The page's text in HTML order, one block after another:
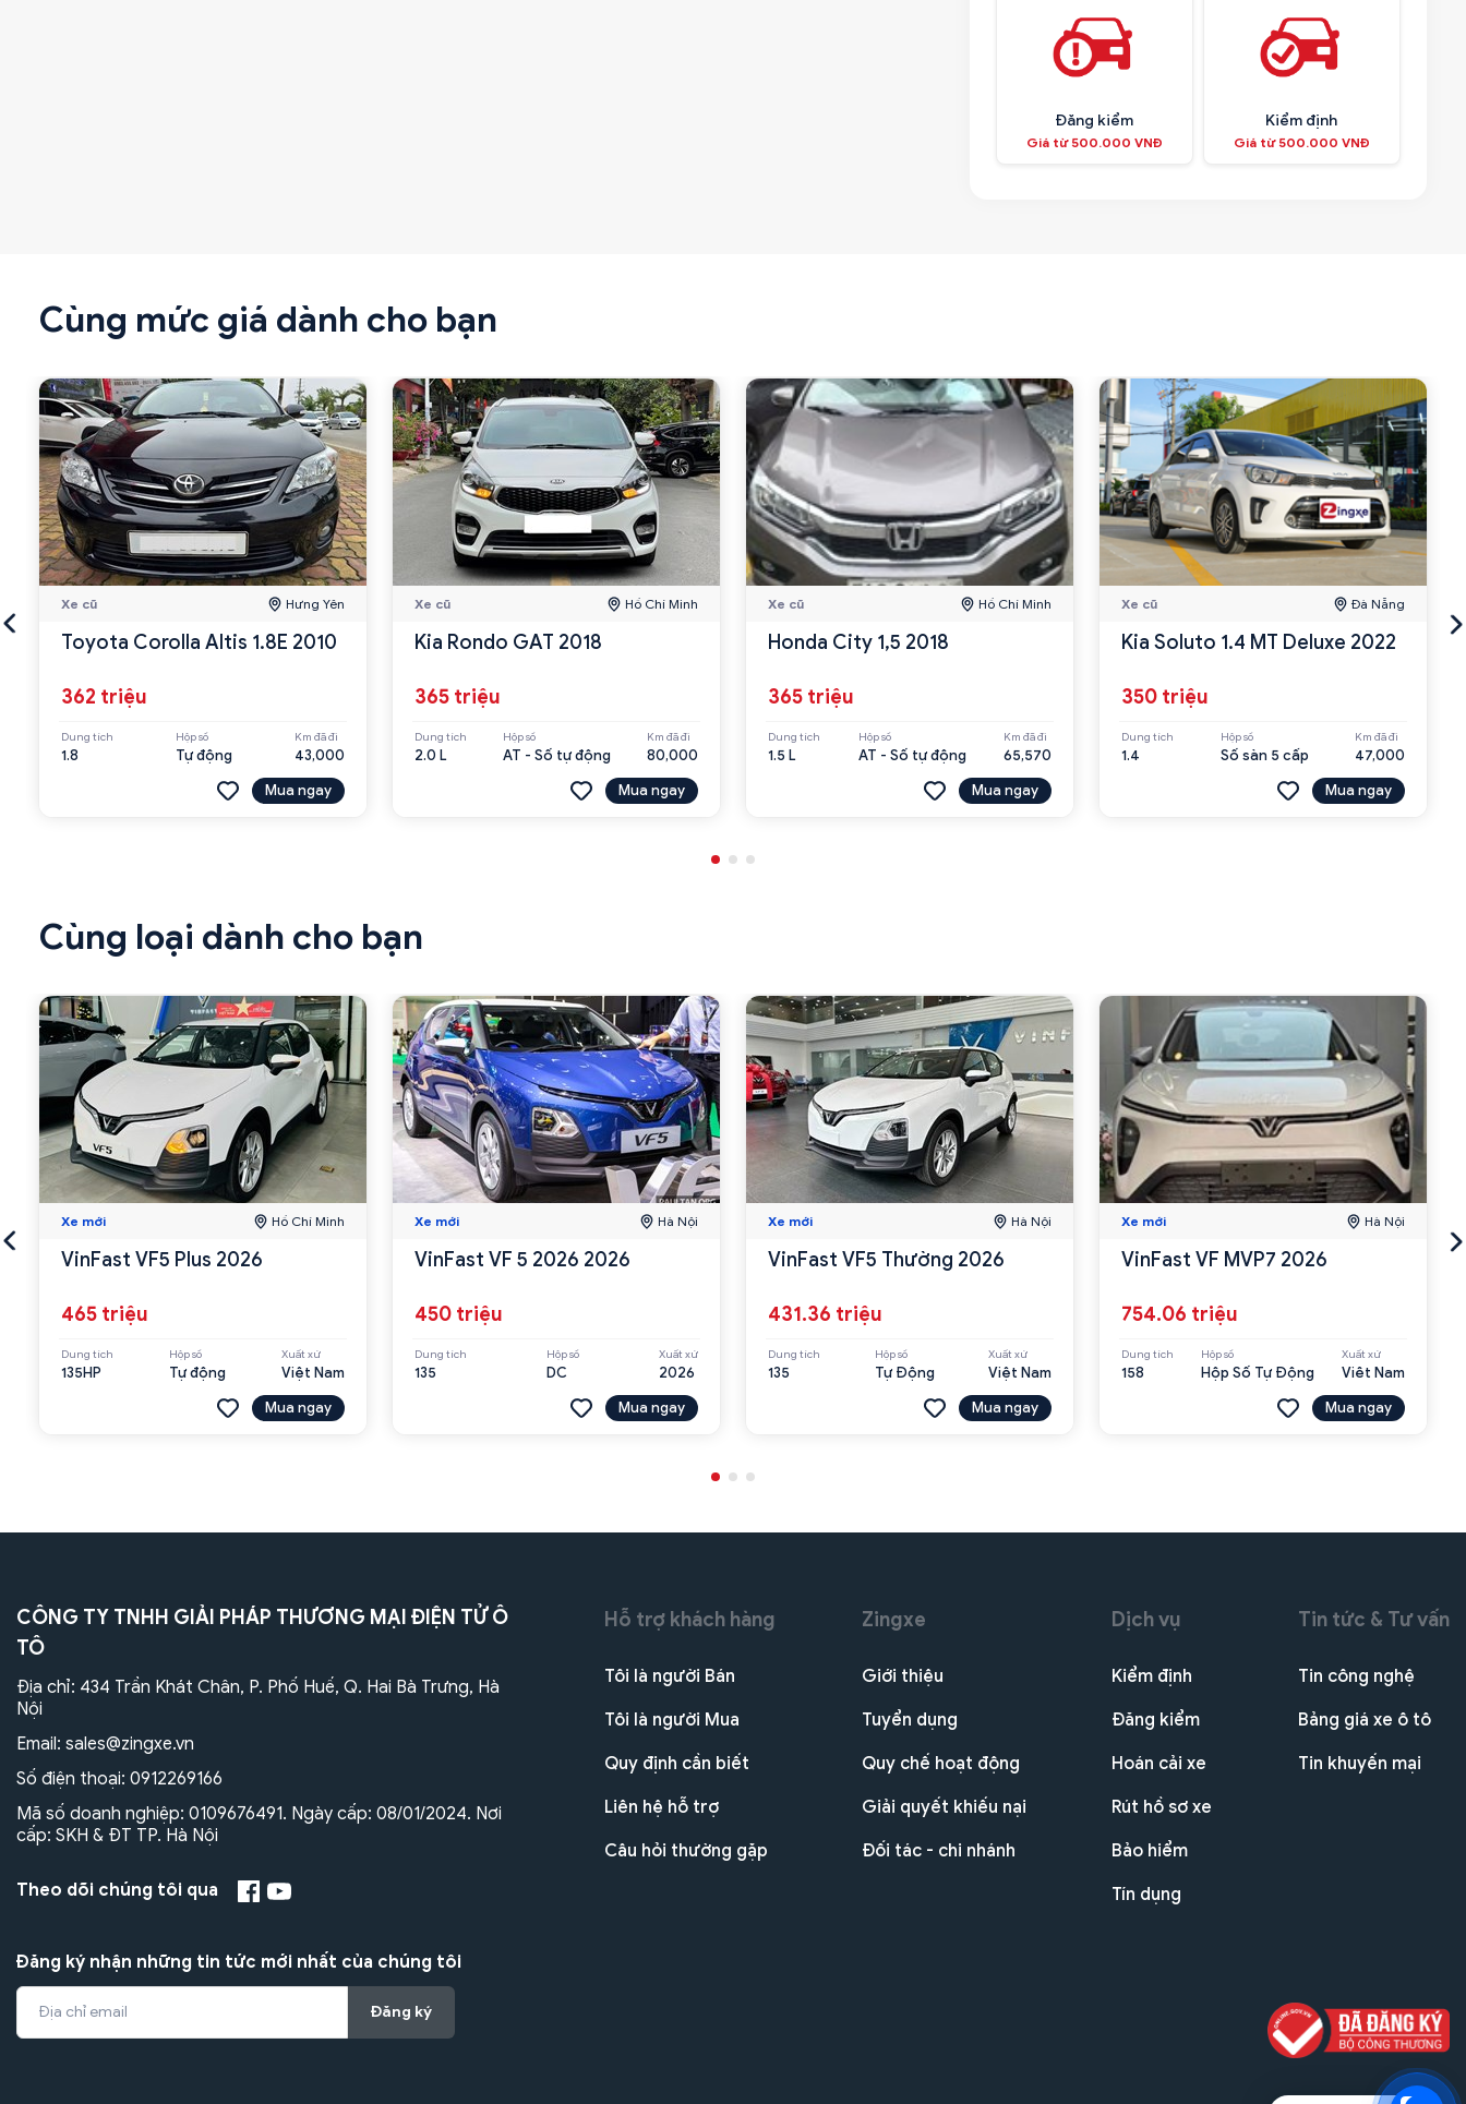
Đăng kiểm
Giá từ 500.000 VNĐ
Kiểm định
Giá từ 500.000 VNĐ
Cùng mức giá dành cho bạn
Xe cũ Hưng Yên
Toyota Corolla Altis 1.8E 2010
362 triệu
Dung tích
1.8
Hộp số
Tự động
Km đã đi
43,000
Mua ngay
Xe cũ Hồ Chí Minh
Kia Rondo GAT 2018
365 triệu
Dung tích
2.0 L
Hộp số
AT - Số tự động
Km đã đi
80,000
Mua ngay
Xe cũ Hồ Chí Minh
Honda City 1,5 2018
365 triệu
Dung tích
1.5 L
Hộp số
AT - Số tự động
Km đã đi
65,570
Mua ngay
Xe cũ Đà Nẵng
Kia Soluto 1.4 MT Deluxe 2022
350 triệu
Dung tích
1.4
Hộp số
Số sàn 5 cấp
Km đã đi
47,000
Mua ngay
Cùng loại dành cho bạn
Xe mới Hồ Chí Minh
VinFast VF5 Plus 2026
465 triệu
Dung tích
135HP
Hộp số
Tự động
Xuất xứ
Việt Nam
Mua ngay
Xe mới Hà Nội
VinFast VF 5 2026 2026
450 triệu
Dung tích
135
Hộp số
DC
Xuất xứ
2026
Mua ngay
Xe mới Hà Nội
VinFast VF5 Thường 2026
431.36 triệu
Dung tích
135
Hộp số
Tự Động
Xuất xứ
Việt Nam
Mua ngay
Xe mới Hà Nội
VinFast VF MVP7 2026
754.06 triệu
Dung tích
158
Hộp số
Hộp Số Tự Động
Xuất xứ
Viêt Nam
Mua ngay
CÔNG TY TNHH GIẢI PHÁP THƯƠNG MẠI ĐIỆN TỬ Ô
TÔ
Địa chỉ: 434 Trần Khát Chân, P. Phố Huế, Q. Hai Bà Trưng, Hà
Nội
Email: sales@zingxe.vn
Số điện thoại: 0912269166
Mã số doanh nghiệp: 0109676491. Ngày cấp: 08/01/2024. Nơi
cấp: SKH & ĐT TP. Hà Nội
Theo dõi chúng tôi qua
Đăng ký nhận những tin tức mới nhất của chúng tôi
Đăng ký
Hỗ trợ khách hàng
Tôi là người Bán
Tôi là người Mua
Quy định cần biết
Liên hệ hỗ trợ
Câu hỏi thường gặp
Zingxe
Giới thiệu
Tuyển dụng
Quy chế hoạt động
Giải quyết khiếu nại
Đối tác - chi nhánh
Dịch vụ
Kiểm định
Đăng kiểm
Hoán cải xe
Rút hồ sơ xe
Bảo hiểm
Tín dụng
Tin tức & Tư vấn
Tin công nghệ
Bảng giá xe ô tô
Tin khuyến mại